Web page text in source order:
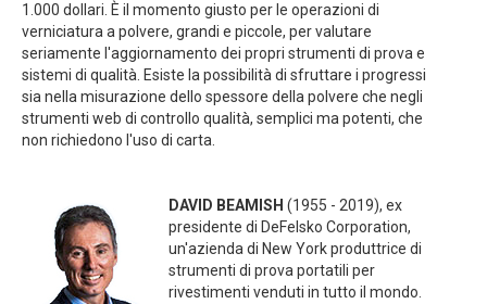
1.000 dollari. È il momento giusto per le operazioni di
verniciatura a polvere, grandi e piccole, per valutare
seriamente l'aggiornamento dei propri strumenti di prova e
sistemi di qualità. Esiste la possibilità di sfruttare i progressi
sia nella misurazione dello spessore della polvere che negli
strumenti web di controllo qualità, semplici ma potenti, che
non richiedono l'uso di carta.
DAVID BEAMISH (1955 - 2019), ex
presidente di DeFelsko Corporation,
un'azienda di New York produttrice di
strumenti di prova portatili per
rivestimenti venduti in tutto il mondo.